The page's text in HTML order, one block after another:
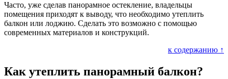
Часто, уже сделав панорамное остекление, владельцы
помещения приходят к выводу, что необходимо утеплить
балкон или лоджию. Сделать это возможно с помощью
современных материалов и конструкций.
к содержанию ↑
Как утеплить панорамный балкон?